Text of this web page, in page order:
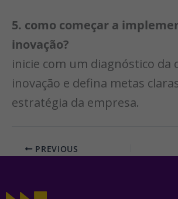
5. como começar a
inovação?
inicie com um diagnóstico da
inovação e defina metas
estratégia da empresa.
PREVIOUS